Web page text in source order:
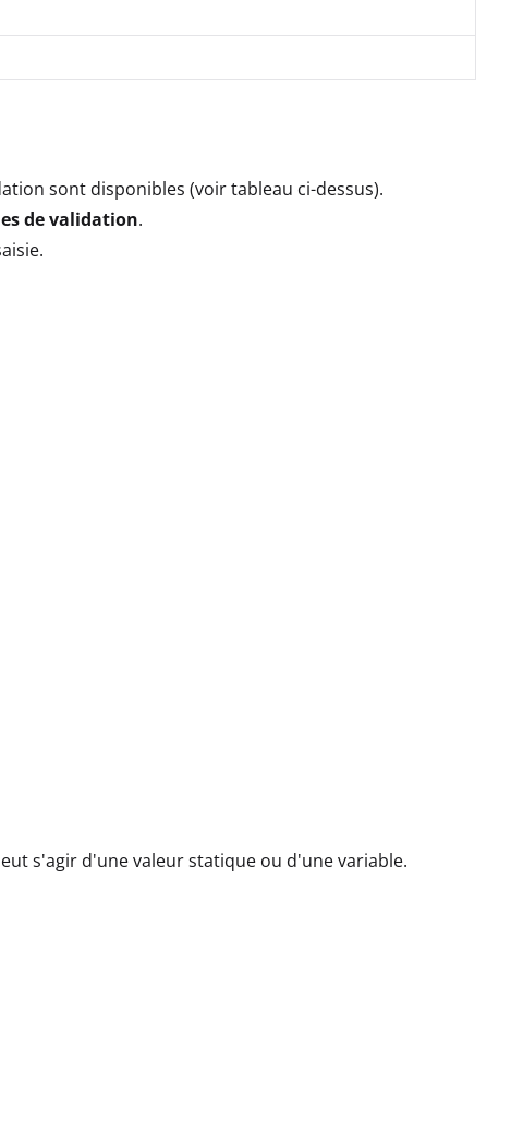
sont disponibles (voir tableau ci-dessus).
de validation.
s'agir d'une valeur statique ou d'une variable.